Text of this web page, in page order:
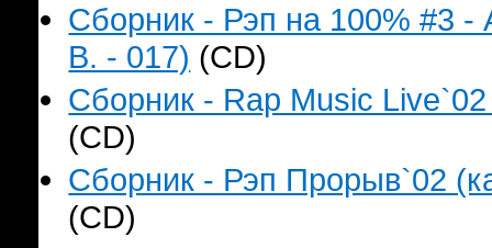
Сборник - Рэп на 100% #3
B. - 017) (CD)
Сборник - Rap Music
(CD)
Сборник - Рэп Прорыв`02
(CD)